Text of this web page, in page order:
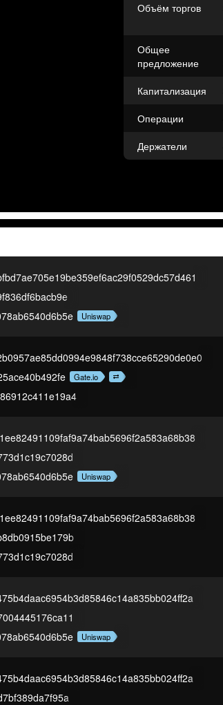
Объём торгов
Общее
предложение
Капитализация
Операции
Держатели
Uniswap
Gate.io
Uniswap
Uniswap